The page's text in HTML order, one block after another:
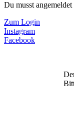
Du musst
Zum Login
Instagram
Facebook